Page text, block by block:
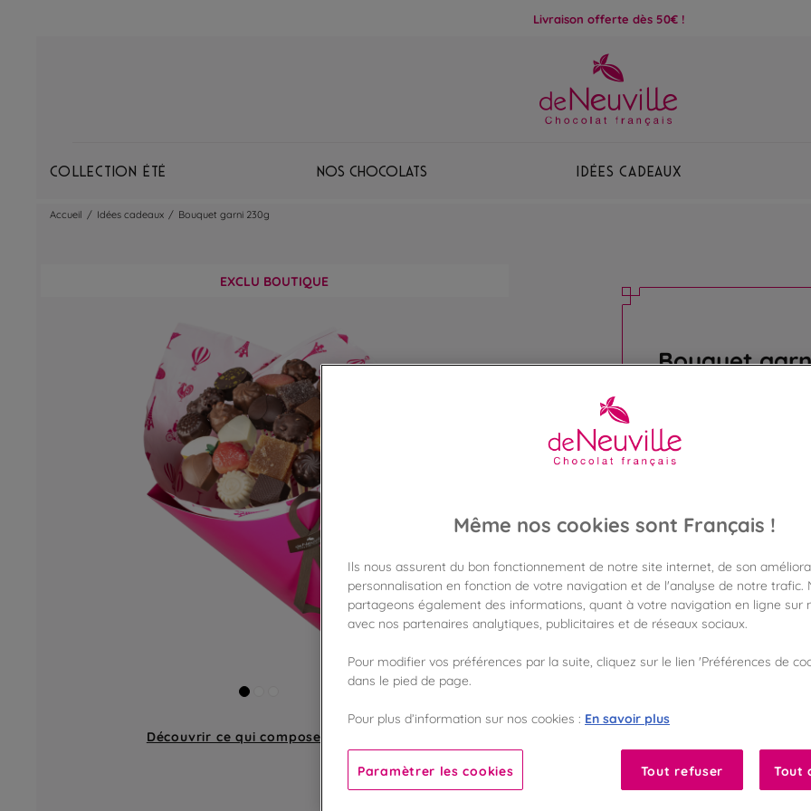
Livraison offerte dès 50€ !
Collection Été Nos chocolats Idées Cadeaux
Accueil / Idées cadeaux / Bouquet garni 230g
EXCLU BOUTIQUE
Découvrir ce qui compose
Bouquet
Mieux que des fleurs,
25,90 €
Poids 230g
Vérifier la
Frais de port
dès 50€ d'achat
Gagnez 25
Même nos cookies sont Français !
Ils nous assurent du bon fonctionnement de notre site internet, de son
personnalisation en fonction de votre navigation et de l'analyse de notre trafic.
partageons également des informations, quant à votre navigation en ligne sur
avec nos partenaires analytiques, publicitaires et de réseaux sociaux.
Pour modifier vos préférences par la suite, cliquez sur le lien 'Préférences de
dans le pied de page.
Pour plus d’information sur nos cookies : En savoir plus
Paramètrer les cookies Tout refuser Tout